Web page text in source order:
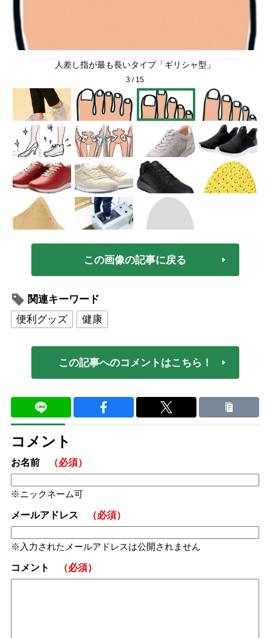
人差し指が最も長いタイプ「ギリシャ型」
3 / 15
この画像の記事に戻る
関連キーワード
便利グッズ
健康
この記事へのコメントはこちら！
コメント
お名前 （必須）
ニックネーム可
メールアドレス （必須）
入力されたメールアドレスは公開されません
コメント （必須）